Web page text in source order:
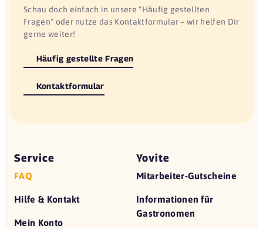
Schau doch einfach in unsere "Häufig gestellten
Fragen" oder nutze das Kontaktformular – wir helfen Dir
gerne weiter!
Häufig gestellte Fragen
Kontaktformular
Service
FAQ
Hilfe & Kontakt
Mein Konto
Yovite
Mitarbeiter-Gutscheine
Informationen für
Gastronomen